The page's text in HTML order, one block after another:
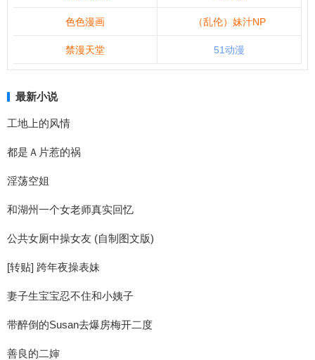
色色漫画 （乱伦）妹汁NP
禁漫天堂 51动漫
最新小说
工地上的风情
都是Ａ片惹的祸
淫荡空姐
和湖州一个女老师真实回忆
公共女厕中操女友 (自制图文版)
[转贴] 跨年夜操表妹
妻子生宝宝忍不住和小姨子
带醉倒的Susan去爆房梅开二度
善良的二婶